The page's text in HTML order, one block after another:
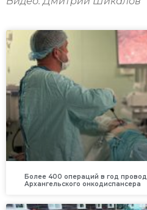
Более 400 операций в год
Архангельского онкодиспансера